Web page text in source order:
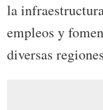
la
empleos y
diversas